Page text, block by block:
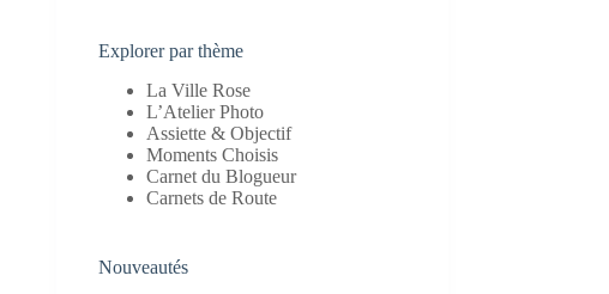
Explorer par thème
La Ville Rose
L’Atelier Photo
Assiette & Objectif
Moments Choisis
Carnet du Blogueur
Carnets de Route
Nouveautés